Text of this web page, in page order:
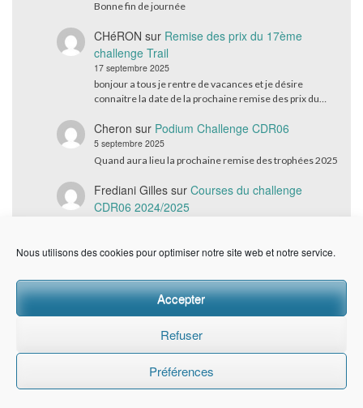
Nous utilisons des cookies pour optimiser notre site web et notre service.
Accepter
Refuser
Préférences
Bonne fin de journée
CHéRON sur Remise des prix du 17ème
challenge Trail
17 septembre 2025
bonjour a tous je rentre de vacances et je désire
connaitre la date de la prochaine remise des prix du…
Cheron sur Podium Challenge CDR06
5 septembre 2025
Quand aura lieu la prochaine remise des trophées 2025
Frediani Gillessur Courses du challenge
CDR06 2024/2025
Merci
© CDR06